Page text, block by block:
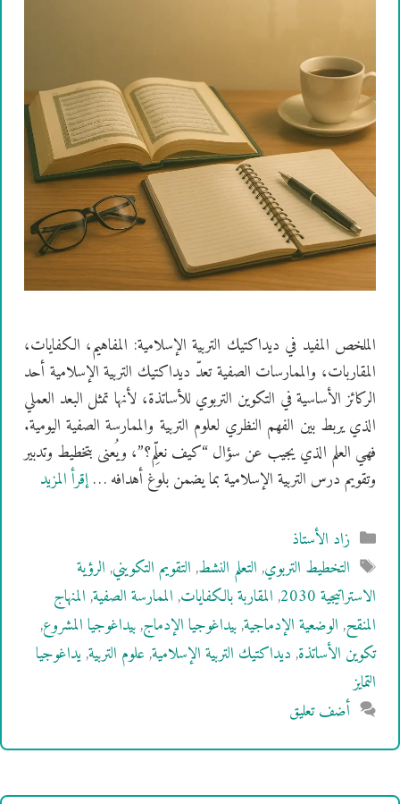
الملخص المفيد في ديداكتيك التربية الإسلامية: المفاهيم، الكفايات،
المقاربات، والممارسات الصفية تعدّ ديداكتيك التربية الإسلامية أحد
الركائز الأساسية في التكوين التربوي للأساتذة، لأنها تمثل البعد العملي
الذي يربط بين الفهم النظري لعلوم التربية والممارسة الصفية اليومية.
فهي العلم الذي يجيب عن سؤال “كيف نعلِّم؟”، ويُعنى بتخطيط وتدبير
وتقويم درس التربية الإسلامية بما يضمن بلوغ أهدافه …إقرأ المزيد
التصنيفات
زاد الأستاذ
الوسوم
التخطيط التربوي,التعلم النشط,التقويم التكويني,الرؤية
الاستراتيجية 2030
,المقاربة بالكفايات,الممارسة الصفية,المنهاج
المنقح,الوضعية الإدماجية,بيداغوجيا الإدماج,بيداغوجيا المشروع,
تكوين الأساتذة,ديداكتيك التربية الإسلامية,علوم التربية,يداغوجيا
التمايز
أضف تعليق